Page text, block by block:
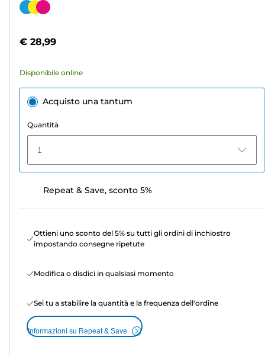
su
19
Cartuccia
€ 28,99
Disponibile online
Acquisto una tantum
Quantità
1
Repeat & Save, sconto 5%
Ottieni uno sconto del 5% su tutti gli ordini di inchiostro
impostando consegne ripetute
Modifica o disdici in qualsiasi momento
Sei tu a stabilire la quantità e la frequenza dell'ordine
Informazioni su Repeat & Save